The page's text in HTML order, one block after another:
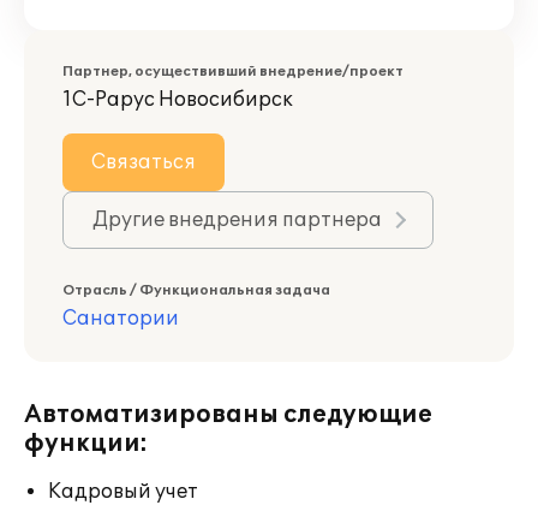
Партнер, осуществивший внедрение/проект
1С-Рарус Новосибирск
Связаться
Другие внедрения партнера
Отрасль / Функциональная задача
Санатории
Автоматизированы следующие
функции:
Кадровый учет